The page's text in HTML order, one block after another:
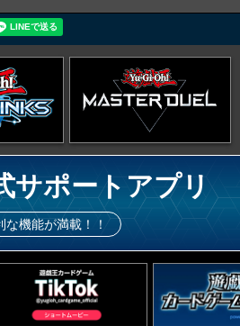
サポートアプリ
機能が満載！！